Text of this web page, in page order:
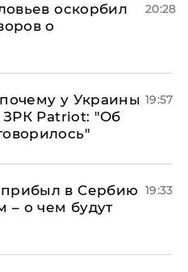
оскорбил
о
20:28
у Украины
ЗРК Patriot: "Об
19:57
в Сербию
– о чем будут
19:33